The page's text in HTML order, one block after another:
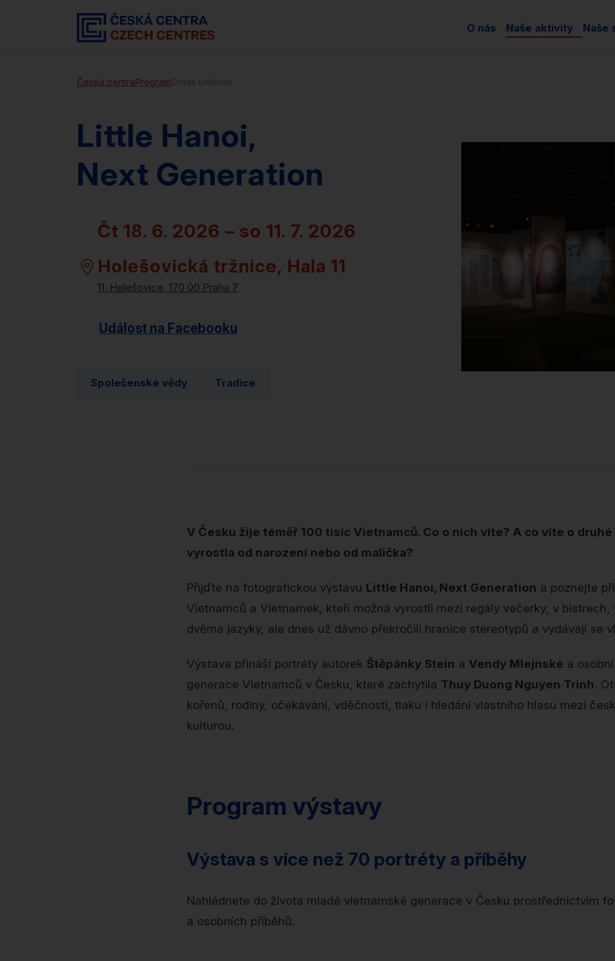
O nás Naše aktivity Naše
Česká centraProgram
Little Hanoi,
Next Generation
čt 18. 6. 2026 – so 11. 7. 2026
Holešovická tržnice, Hala 11
11, Holešovice, 170 00 Praha 7
Událost na Facebooku
Společenské vědy Tradice
V Česku žije téměř 100 tisíc Vietnamců. Co o nich víte? A co víte o
vyrostla od narození nebo od malička?
Přijďte na fotografickou výstavu Little Hanoi, Next Generation a poznejte
Vietnamců a Vietnamek, kteří možná vyrostli mezi regály večerky, v
dvěma jazyky, ale dnes už dávno překročili hranice stereotypů a vydávají se
Výstava přináší portréty autorek Štěpánky Stein a Vendy Mlejnské a
generace Vietnamců v Česku, které zachytila Thuy Duong Nguyen Trinh.
kořenů, rodiny, očekávání, vděčnosti, tlaku i hledání vlastního hlasu mezi
kulturou.
Program výstavy
Výstava s více než 70 portréty a příběhy
Nahlédnete do života mladé vietnamské generace v Česku prostřednictvím
a osobních příběhů.